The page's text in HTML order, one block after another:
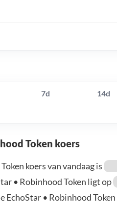
7d 14d
Token koers
koers van vandaag is
• Robinhood Token ligt op
EchoStar • Robinhood